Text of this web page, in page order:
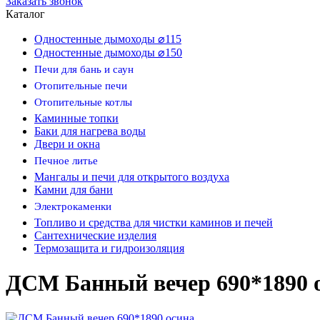
Каталог
Одностенные дымоходы ⌀115
Одностенные дымоходы ⌀150
Печи для бань и саун
Отопительные печи
Отопительные котлы
Каминные топки
Баки для нагрева воды
Двери и окна
Печное литье
Мангалы и печи для открытого воздуха
Камни для бани
Электрокаменки
Топливо и средства для чистки каминов и печей
Сантехнические изделия
Термозащита и гидроизоляция
ДСМ Банный вечер 690*1890